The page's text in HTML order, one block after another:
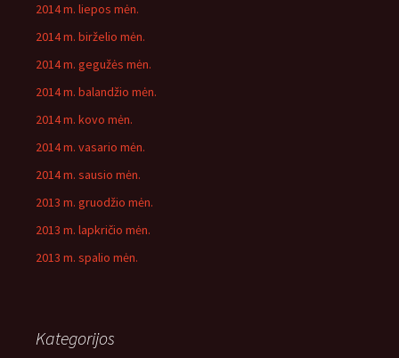
2014 m. liepos mėn.
2014 m. birželio mėn.
2014 m. gegužės mėn.
2014 m. balandžio mėn.
2014 m. kovo mėn.
2014 m. vasario mėn.
2014 m. sausio mėn.
2013 m. gruodžio mėn.
2013 m. lapkričio mėn.
2013 m. spalio mėn.
Kategorijos